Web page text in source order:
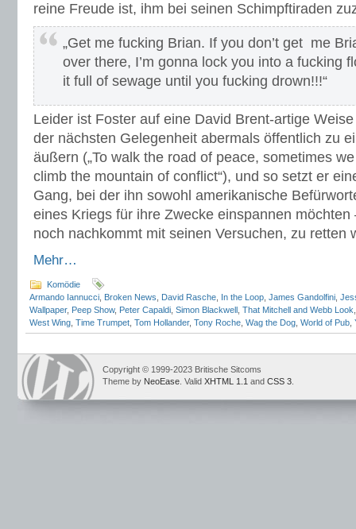
reine Freude ist, ihm bei seinen Schimpftiraden
„Get me fucking Brian. If you don’t get me
over there, I’m gonna lock you into a fucking
it full of sewage until you fucking drown!!!“
Leider ist Foster auf eine David Brent-artige
der nächsten Gelegenheit abermals öffentlich zu
äußern („To walk the road of peace, sometimes
climb the mountain of conflict“), und so setzt er
Gang, bei der ihn sowohl amerikanische
eines Kriegs für ihre Zwecke einspannen
noch nachkommt mit seinen Versuchen, zu retten
Mehr…
Komödie
Armando Iannucci Broken News David Rasche In the Loop James Gandolfini
Wallpaper, Peep Show, Peter Capaldi Simon Blackwell That Mitchell and Webb Look
West Wing Time Trumpet Tom Hollander, Tony Roche Wag the Dog World of Pub
Copyright © 1999-2023 Britische Sitcoms
Theme by NeoEase . Valid XHTML 1.1 and CSS 3